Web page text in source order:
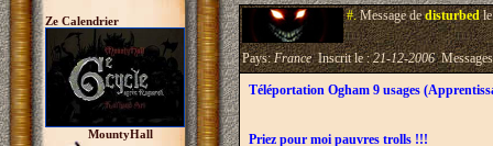
Ze Calendrier
MountyHall
#.Message dedisturbedle
Pays:FranceInscrit le :21-12-2006
Téléportation Ogham 9 usages
Priez pour moi pauvres trolls !!!